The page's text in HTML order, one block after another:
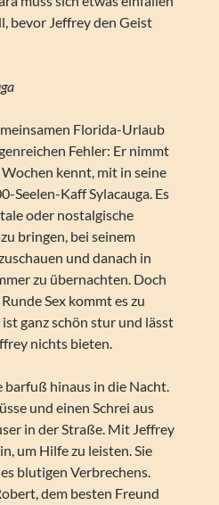
bevor Jeffrey den Geist
Florida-Urlaub
Fehler: Er nimmt
kennt, mit in seine
Seelen-Kaff Sylacauga. Es
oder nostalgische
bringen, bei seinem
und danach in
zu übernachten. Doch
Sex kommt es zu
ganz schön stur und lässt
nichts bieten.
barfuß hinaus in die Nacht.
und einen Schrei aus
in der Straße. Mit Jeffrey
um Hilfe zu leisten. Sie
blutigen Verbrechens.
dem besten Freund